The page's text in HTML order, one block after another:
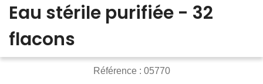
Eau stérile purifiée - 32
flacons
Référence : 05770